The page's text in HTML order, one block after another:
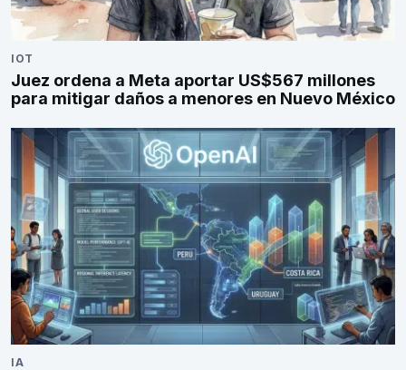
IOT
Juez ordena a Meta aportar US$567 millones
para mitigar daños a menores en Nuevo México
IA